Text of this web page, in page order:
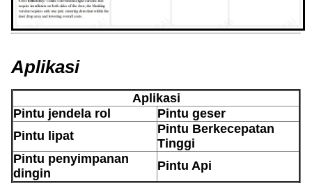
Aplikasi
Aplikasi
Pintu jendela rol
Pintu geser
Pintu lipat
Pintu Berkecepatan
Tinggi
Pintu penyimpanan
dingin
Pintu Api